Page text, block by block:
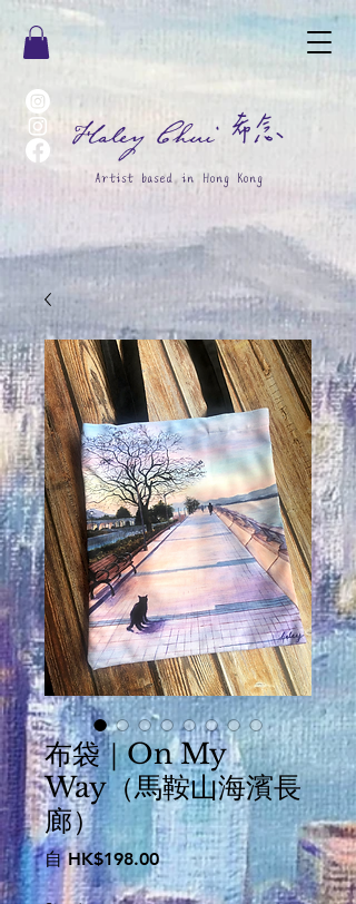
Artist based in Hong Kong
Haley Chui 希念
布袋｜On My
Way（馬鞍山海濱長
廊）
自HK$198.00促
銷